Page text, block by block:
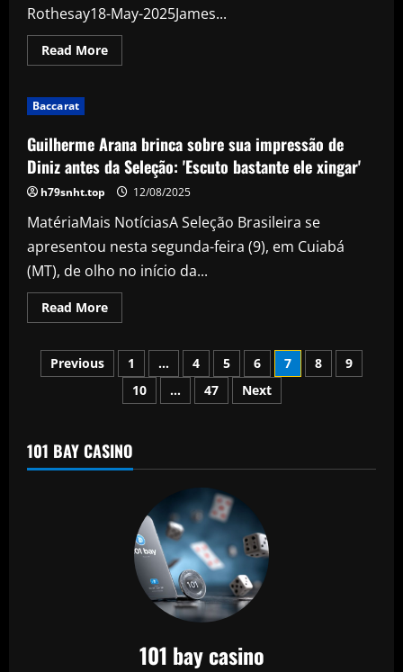
Rothesay18-May-2025James...
Read MoreRead
more
facing
tough
final-
day
challenge
Baccarat
Guilherme Arana brinca sobre sua impressão de
Diniz antes da Seleção: 'Escuto bastante ele xingar'
h79snht.top 12/08/2025
MatériaMais NotíciasA Seleção Brasileira se
apresentou nesta segunda-feira (9), em Cuiabá
(MT), de olho no início da...
Read MoreRead
more
Arana
brinca
sobre
impressão
antes
da
Seleção:
xingar'
Posts
pagination
Previous 1 … 4 5 6 7 8
9
10
… 47 Next
101 BAY CASINO
101 bay casino